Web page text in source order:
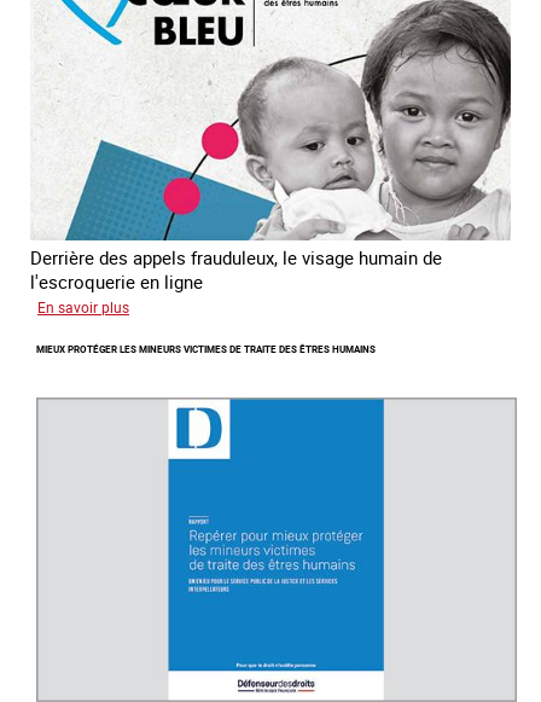
sud
est
Derrière des appels frauduleux, le visage humain de
l'escroquerie en ligne
En savoir plus
mondiale
lutte
MIEUX PROTÉGER LES MINEURS VICTIMES DE TRAITE DES ÊTRES HUMAINS